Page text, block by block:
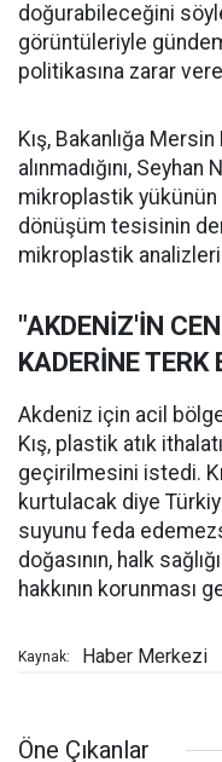
doğurabileceğini
görüntüleriyle
politikasına zarar
Kış, Bakanlığa
alınmadığını,
mikroplastik
dönüşüm tesisinin
mikroplastik
"AKDENİZ'İN
KADERİNE
Akdeniz için acil
Kış, plastik atık
geçirilmesini istedi.
kurtulacak diye
suyunu feda
doğasının, halk
hakkının korunması
Kaynak: Haber Merkezi
Öne Çıkanlar